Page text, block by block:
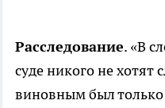
Расследование. «В
суде никого не хотят
виновным был